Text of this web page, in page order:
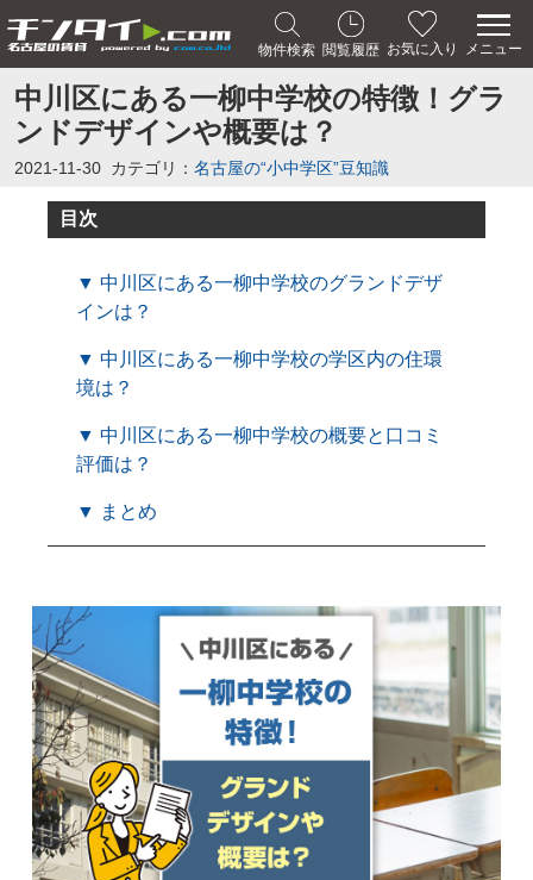
物件検索 閲覧履歴 お気に入り メニュー
中川区にある一柳中学校の特徴！グラ
ンドデザインや概要は？
2021-11-30 カテゴリ： 名古屋の“小中学区”豆知識
目次
▼ 中川区にある一柳中学校のグランドデザ
インは？
▼ 中川区にある一柳中学校の学区内の住環
境は？
▼ 中川区にある一柳中学校の概要と口コミ
評価は？
▼ まとめ